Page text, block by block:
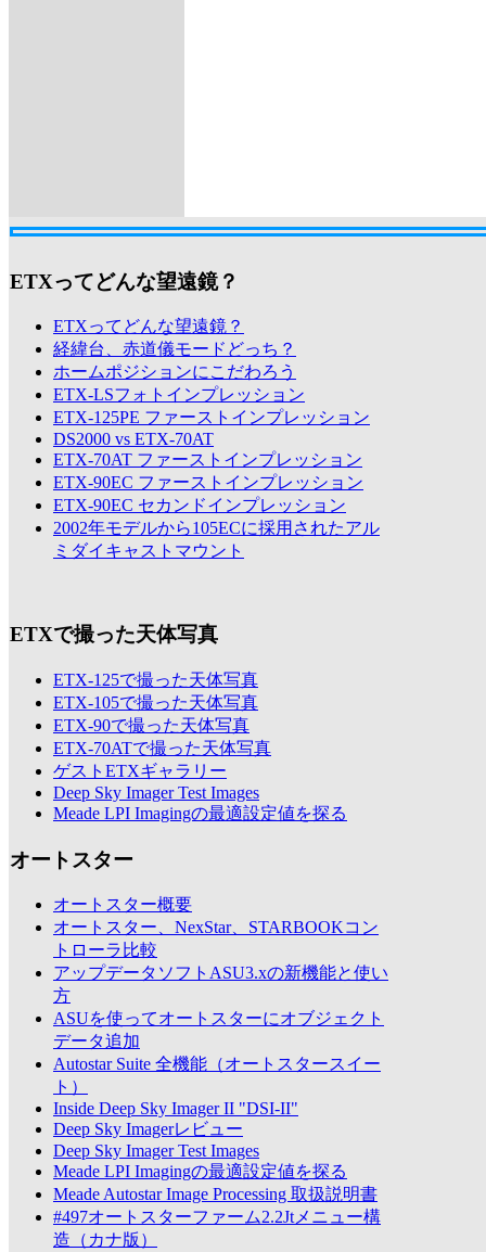
ETXってどんな望遠鏡？
ETXってどんな望遠鏡？
経緯台、赤道儀モードどっち？
ホームポジションにこだわろう
ETX-LSフォトインプレッション
ETX-125PE ファーストインプレッション
DS2000 vs ETX-70AT
ETX-70AT ファーストインプレッション
ETX-90EC ファーストインプレッション
ETX-90EC セカンドインプレッション
2002年モデルから105ECに採用されたアル
ミダイキャストマウント
ETXで撮った天体写真
ETX-125で撮った天体写真
ETX-105で撮った天体写真
ETX-90で撮った天体写真
ETX-70ATで撮った天体写真
ゲストETXギャラリー
Deep Sky Imager Test Images
Meade LPI Imagingの最適設定値を探る
オートスター
オートスター概要
オートスター、NexStar、STARBOOKコン
トローラ比較
アップデータソフトASU3.xの新機能と使い
方
ASUを使ってオートスターにオブジェクト
データ追加
Autostar Suite 全機能（オートスタースイー
ト）
Inside Deep Sky Imager II "DSI-II"
Deep Sky Imagerレビュー
Deep Sky Imager Test Images
Meade LPI Imagingの最適設定値を探る
Meade Autostar Image Processing 取扱説明書
#497オートスターファーム2.2Jtメニュー構
造（カナ版）